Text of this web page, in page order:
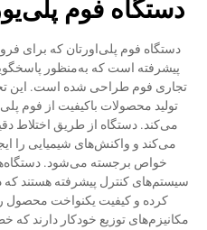
دستگاه فوم
دستگاه فوم پلی‌اورتان که برای
پیشرفته است که به‌منظور
تجاری فوم طراحی شده است. این
تولید محصولات باکیفیت از فوم
می‌کند. دستگاه از طریق اختلاط
می‌کند و واکنش‌های شیمیایی را
خواص برجسته می‌شود.
سیستم‌های کنترل پیشرفته هستند که
کرده و کیفیت یکنواخت محصول
مکانیزم‌های توزیع خودکار دارند